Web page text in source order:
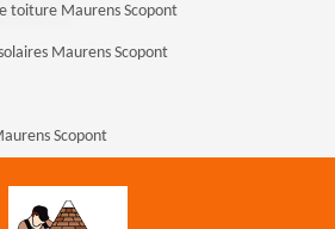
toiture Maurens Scopont
Maurens Scopont
Scopont